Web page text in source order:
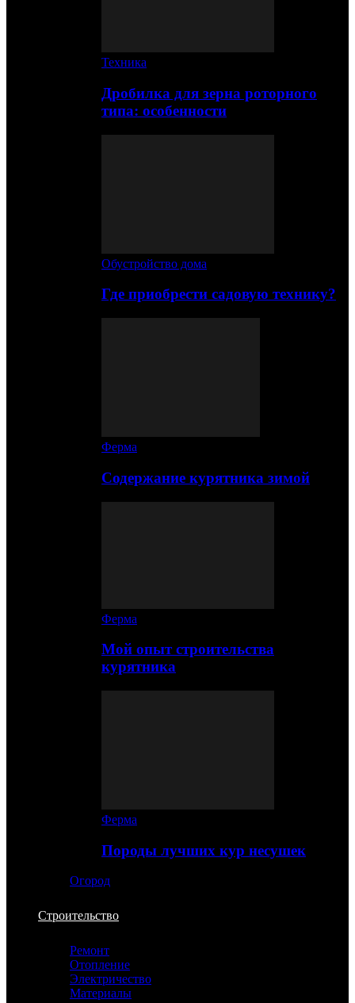
Техника
Дробилка для зерна роторного
типа: особенности
Обустройство дома
Где приобрести садовую технику?
Ферма
Содержание курятника зимой
Ферма
Мой опыт строительства
курятника
Ферма
Породы лучших кур несушек
Огород
Строительство
Ремонт
Отопление
Электричество
Материалы